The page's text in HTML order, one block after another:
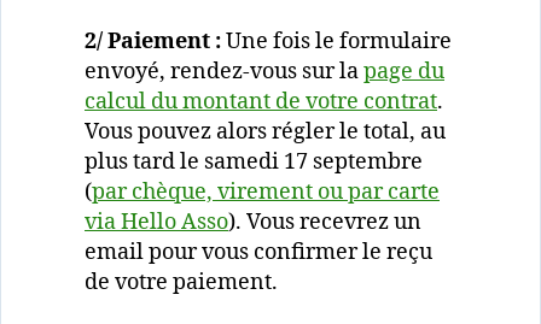
2/ Paiement :Une fois le formulaire
envoyé, rendez-vous sur lapage du
calcul du montant de votre contrat.
Vous pouvez alors régler le total, au
plus tard le samedi 17 septembre
(par chèque, virement ou par carte
via Hello Asso). Vous recevrez un
email pour vous confirmer le reçu
de votre paiement.